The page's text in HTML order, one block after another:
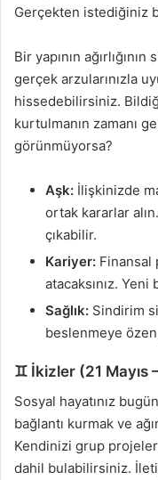
Gerçekten istediğiniz
Bir yapının
gerçek arzularınızla
hissedebilirsiniz.
kurtulmanın zamanı
görünmüyorsa?
Aşk: İlişkinizde
ortak kararlar
çıkabilir.
Kariyer: Finansal
atacaksınız.
Sağlık: Sindirim
beslenmeye
♊ İkizler (21 Mayıs
Sosyal hayatınız
bağlantı kurmak ve
Kendinizi grup
dahil bulabilirsiniz.